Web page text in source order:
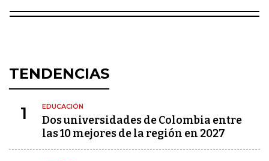
TENDENCIAS
1 EDUCACIÓN
Dos universidades de Colombia entre
las 10 mejores de la región en 2027